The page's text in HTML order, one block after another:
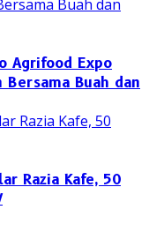
Agrifood Expo
Bersama Buah dan
Razia Kafe, 50